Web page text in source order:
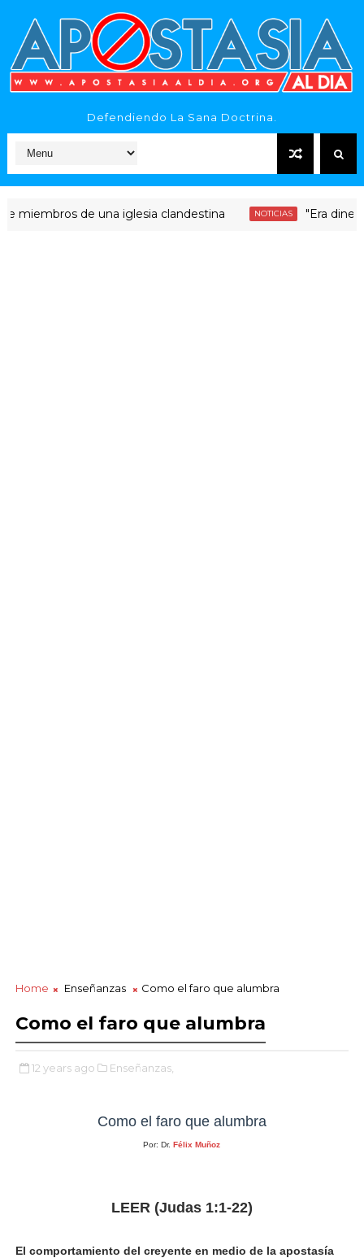
Defendiendo La Sana Doctrina.
de una iglesia clandestina NOTICIAS "Era dinero
Home Enseñanzas Como el faro que alumbra
Como el faro que alumbra
12 years ago Enseñanzas,
Como el faro que alumbra
Por: Dr.Félix Muñoz
LEER (Judas 1:1-22)
El comportamiento del creyente en medio de la apostasía